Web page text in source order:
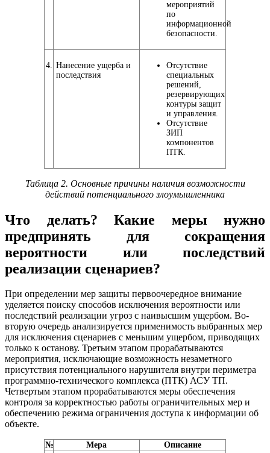
мероприятий
по
информационной
безопасности.
4.
Нанесение ущерба и
последствия
Отсутствие
специальных
решений,
резервирующих
контуры защит
и управления.
Отсутствие
ЗИП
компонентов
ПТК.
Таблица 2. Основные причины наличия возможности
действий потенциального злоумышленника
Что делать? Какие меры нужно
предпринять для сокращения
вероятности или последствий
реализации сценариев?
При определении мер защиты первоочередное внимание
уделяется поиску способов исключения вероятности или
последствий реализации угроз с наивысшим ущербом. Во-
вторую очередь анализируется применимость выбранных мер
для исключения сценариев с меньшим ущербом, приводящих
только к останову. Третьим этапом прорабатываются
мероприятия, исключающие возможность незаметного
присутствия потенциального нарушителя внутри периметра
программно-технического комплекса (ПТК) АСУ ТП.
Четвертым этапом прорабатываются меры обеспечения
контроля за корректностью работы ограничительных мер и
обеспечению режима ограничения доступа к информации об
объекте.
№ Мера
Описание